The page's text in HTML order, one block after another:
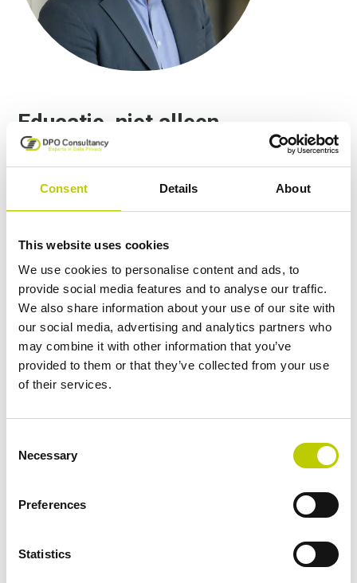
Consent Details About
This website uses cookies
We use cookies to personalise content and ads, to
provide social media features and to analyse our traffic.
We also share information about your use of our site with
our social media, advertising and analytics partners who
may combine it with other information that you’ve
provided to them or that they’ve collected from your use
of their services.
Selection
Necessary
Preferences
Statistics
Educatie, niet alleen
documentatie, is de kern van
een goed privacy- en
gegevensbeschermingsbeleid.
zijn alle plannen tevergeefs.
Johan Martens
Partner bij DPO Consultancy | Consultant Privacy &
Gegevensbescherming
serieus nemen
Onze opleidingsprogramma’s worden ontwikkeld en
verzorgd door ervaren privacyconsultants die dagelijks
werken aan AVG-compliance, privacygovernance, audits,
DPIA’s en complexe privacyvraagstukken binnen